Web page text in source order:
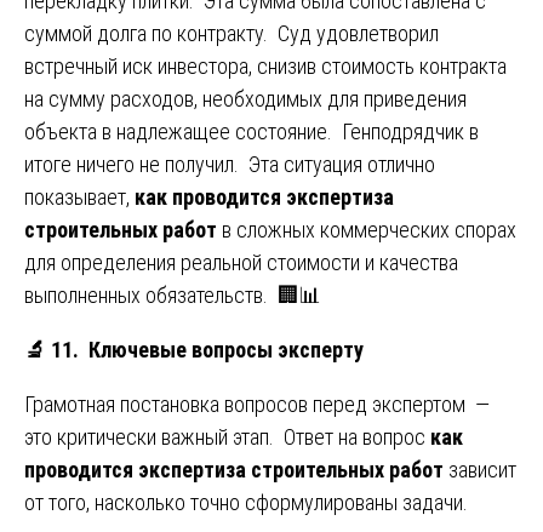
суммой долга по контракту. Суд удовлетворил
встречный иск инвестора, снизив стоимость контракта
на сумму расходов, необходимых для приведения
объекта в надлежащее состояние. Генподрядчик в
итоге ничего не получил. Эта ситуация отлично
показывает, как проводится экспертиза
строительных работ в сложных коммерческих спорах
для определения реальной стоимости и качества
выполненных обязательств. 🏢📊
🔬 11. Ключевые вопросы эксперту
Грамотная постановка вопросов перед экспертом —
это критически важный этап. Ответ на вопрос как
проводится экспертиза строительных работ зависит
от того, насколько точно сформулированы задачи.